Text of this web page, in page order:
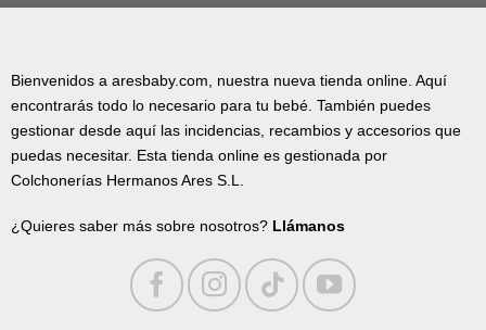
Bienvenidos a aresbaby.com, nuestra nueva tienda online. Aquí
encontrarás todo lo necesario para tu bebé. También puedes
gestionar desde aquí las incidencias, recambios y accesorios que
puedas necesitar. Esta tienda online es gestionada por
Colchonerías Hermanos Ares S.L.
¿Quieres saber más sobre nosotros? Llámanos